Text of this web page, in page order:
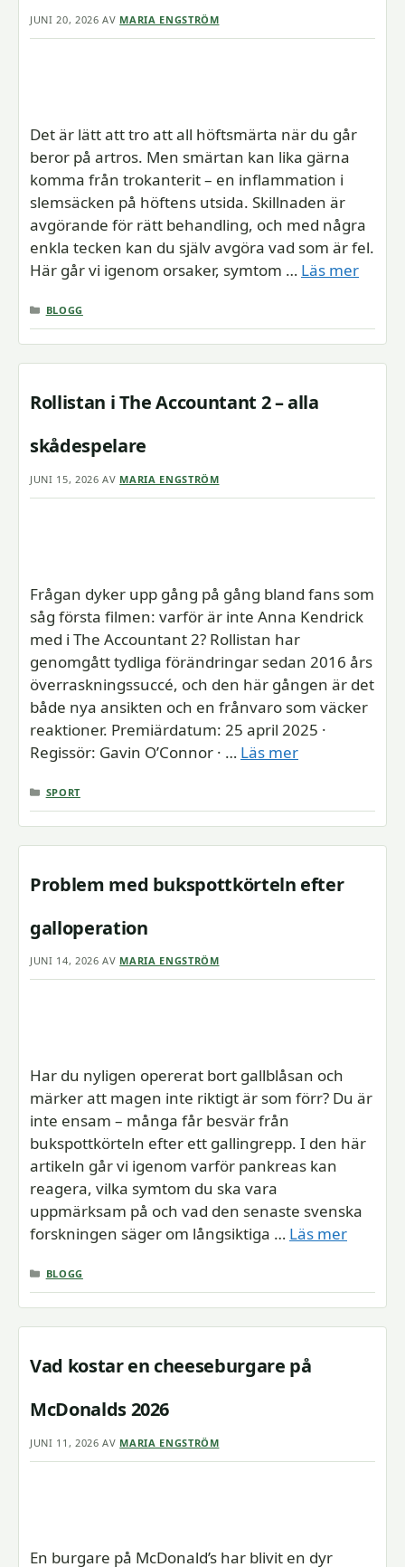
JUNI 20, 2026 AV MARIA ENGSTRÖM
Det är lätt att tro att all höftsmärta när du går
beror på artros. Men smärtan kan lika gärna
komma från trokanterit – en inflammation i
slemsäcken på höftens utsida. Skillnaden är
avgörande för rätt behandling, och med några
enkla tecken kan du själv avgöra vad som är fel.
Här går vi igenom orsaker, symtom … Läs mer
KATEGORIER
BLOGG
Rollistan i The Accountant 2 – alla
skådespelare
JUNI 15, 2026 AV MARIA ENGSTRÖM
Frågan dyker upp gång på gång bland fans som
såg första filmen: varför är inte Anna Kendrick
med i The Accountant 2? Rollistan har
genomgått tydliga förändringar sedan 2016 års
överraskningssuccé, och den här gången är det
både nya ansikten och en frånvaro som väcker
reaktioner. Premiärdatum: 25 april 2025 ·
Regissör: Gavin O’Connor · … Läs mer
KATEGORIER
SPORT
Problem med bukspottkörteln efter
galloperation
JUNI 14, 2026 AV MARIA ENGSTRÖM
Har du nyligen opererat bort gallblåsan och
märker att magen inte riktigt är som förr? Du är
inte ensam – många får besvär från
bukspottkörteln efter ett gallingrepp. I den här
artikeln går vi igenom varför pankreas kan
reagera, vilka symtom du ska vara
uppmärksam på och vad den senaste svenska
forskningen säger om långsiktiga … Läs mer
KATEGORIER
BLOGG
Vad kostar en cheeseburgare på
McDonalds 2026
JUNI 11, 2026 AV MARIA ENGSTRÖM
En burgare på McDonald’s har blivit en dyr